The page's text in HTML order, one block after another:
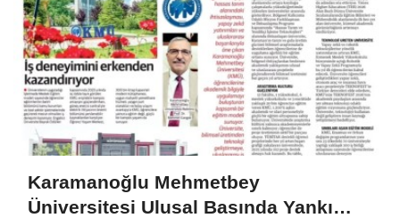
Karamanoğlu Mehmetbey
Üniversitesi Ulusal Basında Yankı